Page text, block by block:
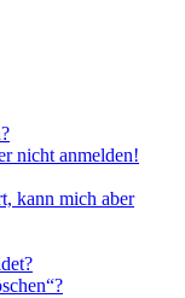
nicht anmelden!
kann mich aber